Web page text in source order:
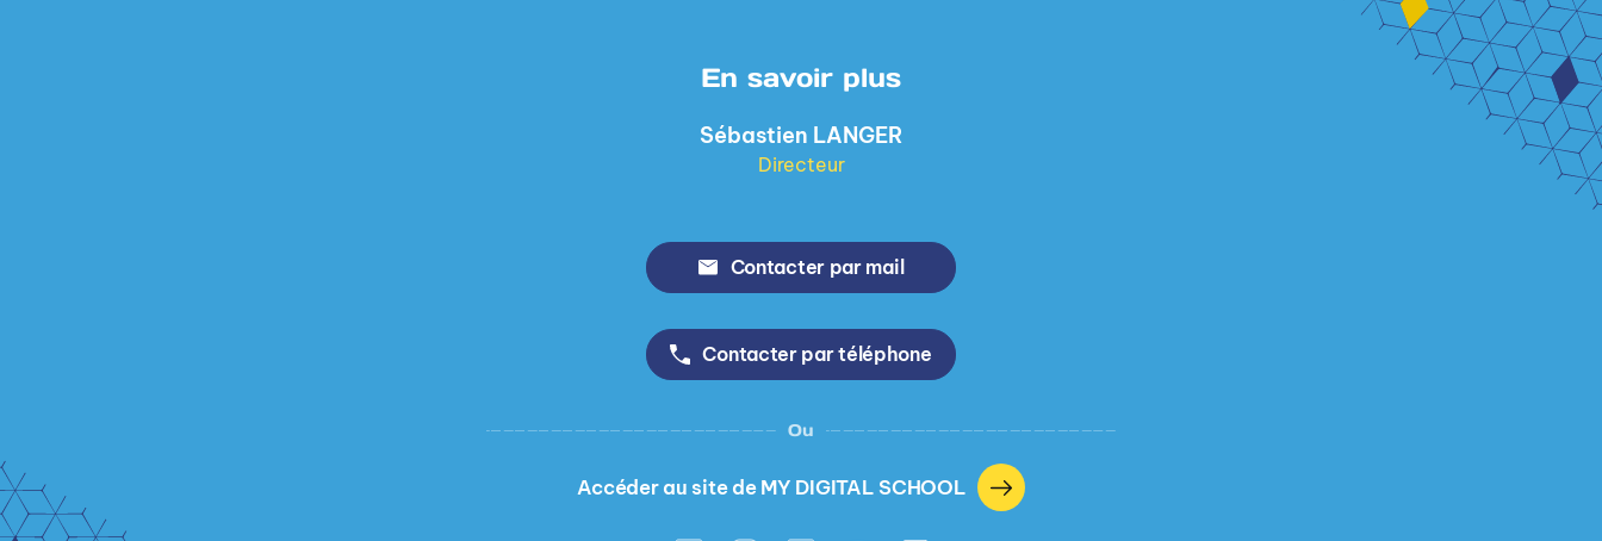
En savoir plus
Sébastien LANGER
Directeur
Contacter par mail
Contacter par téléphone
Ou
Accéder au site de MY DIGITAL SCHOOL